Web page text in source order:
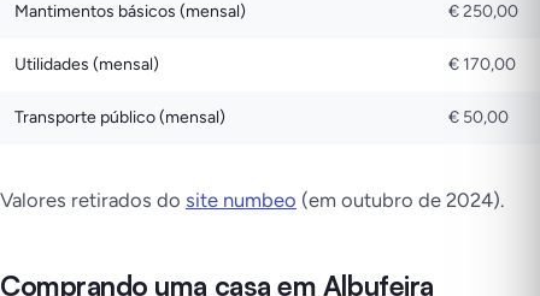
Mantimentos básicos (mensal) € 250,00
Utilidades (mensal) € 170,00
Transporte público (mensal) € 50,00
Valores retirados do site numbeo (em outubro de 2024).
Comprando uma casa em Albufeira